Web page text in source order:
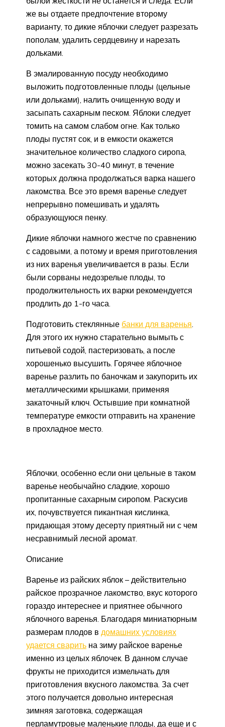
же вы отдаете предпочтение второму
варианту, то дикие яблочки следует разрезать
пополам, удалить сердцевину и нарезать
дольками.
В эмалированную посуду необходимо
выложить подготовленные плоды (цельные
или дольками), налить очищенную воду и
засыпать сахарным песком. Яблоки следует
томить на самом слабом огне. Как только
плоды пустят сок, и в емкости окажется
значительное количество сладкого сиропа,
можно засекать 30-40 минут, в течение
которых должна продолжаться варка нашего
лакомства. Все это время варенье следует
непрерывно помешивать и удалять
образующуюся пенку.
Дикие яблочки намного жестче по сравнению
с садовыми, а потому и время приготовления
из них варенья увеличивается в разы. Если
были сорваны недозрелые плоды, то
продолжительность их варки рекомендуется
продлить до 1-го часа.
Подготовить стеклянные банки для варенья
Для этого их нужно старательно вымыть с
питьевой содой, пастеризовать, а после
хорошенько высушить. Горячее яблочное
варенье разлить по баночкам и закупорить их
металлическими крышками, применяя
закаточный ключ. Остывшие при комнатной
температуре емкости отправить на хранение
в прохладное место.
Яблочки, особенно если они цельные в таком
варенье необычайно сладкие, хорошо
пропитанные сахарным сиропом. Раскусив
их, почувствуется пикантная кислинка,
придающая этому десерту приятный ни с чем
несравнимый лесной аромат.
Описание
Варенье из райских яблок – действительно
райское прозрачное лакомство, вкус которого
гораздо интереснее и приятнее обычного
яблочного варенья. Благодаря миниатюрным
размерам плодов в домашних условиях
удается сварить на зиму райское варенье
именно из целых яблочек. В данном случае
фрукты не приходится измельчать для
приготовления вкусного лакомства. За счет
этого получается довольно интересная
зимняя заготовка, содержащая
перламутровые маленькие плоды, да еще и с